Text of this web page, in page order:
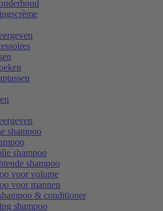
shampoo
shampoo
shampoo
voor volume
voor mannen
& conditioner
shampoo